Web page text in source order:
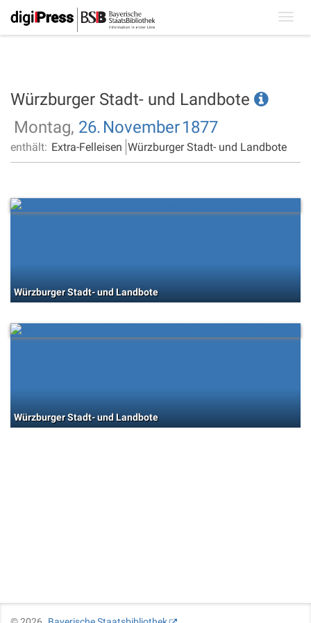
Würzburger Stadt- und Landbote
Montag, 26. November1877
enthält: Extra-Felleisen Würzburger Stadt- und Landbote
Würzburger Stadt- und Landbote
Würzburger Stadt- und Landbote